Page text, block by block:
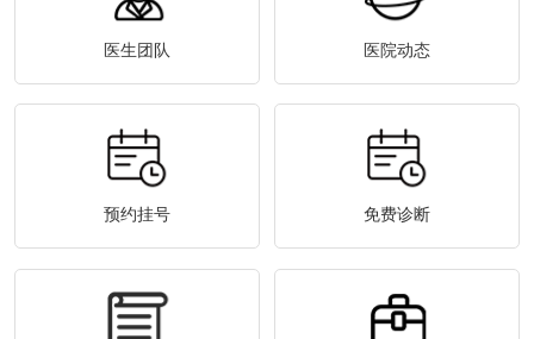
医生团队 医院动态
预约挂号 免费诊断